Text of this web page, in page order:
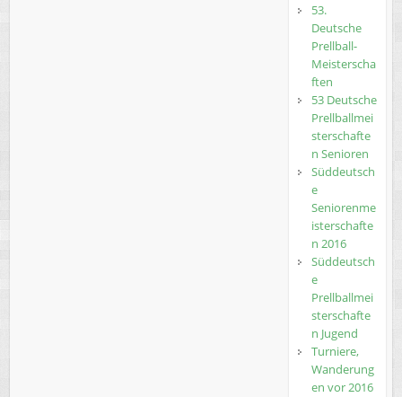
53.
Deutsche
Prellball-
Meisterscha
ften
53 Deutsche
Prellballmei
sterschafte
n Senioren
Süddeutsch
e
Seniorenme
isterschafte
n 2016
Süddeutsch
e
Prellballmei
sterschafte
n Jugend
Turniere,
Wanderung
en vor 2016